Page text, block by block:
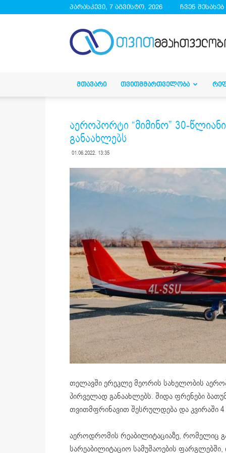
პარასკევი, 7 აგვისტო, 2026 ჩვენ შესახებ
ᲛᲗᲐᲕᲐᲠᲘ ᲗᲕᲘᲗᲛᲛᲐᲠᲗᲕᲔᲚᲝᲑᲐ
აეროპორტი “მიმინო” 30-
განაახლებს
01.06.2022. 13:35
თელავში ერეკლე მეორის სახელობის
პირველად განაახლებს. შიდა ფრენები
თვითმფრინავით შესრულდება და კვირაში
აეროდრომის რეაბილიტაციაზე, რომელიც
სარეაბილიტაციო სამუშაოების